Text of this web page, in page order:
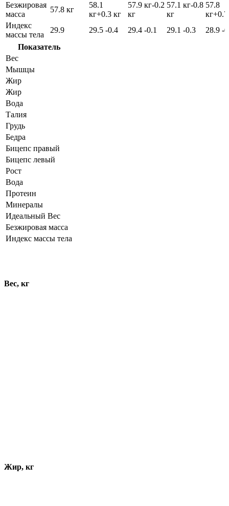
Безжировая
масса
57.8 кг
58.1
кг+0.3 кг
57.9 кг-0.2
кг
57.1 кг-0.8
кг
57.8
кг
Индекс
массы тела
29.9 29.5 -0.4 29.4 -0.1 29.1 -0.3 28.9 -
Показатель
Вес
Мышцы
Жир
Жир
Вода
Талия
Грудь
Бедра
Бицепс правый
Бицепс левый
Рост
Вода
Протеин
Минералы
Идеальный Вес
Безжировая масса
Индекс массы тела
Вес, кг
Жир, кг